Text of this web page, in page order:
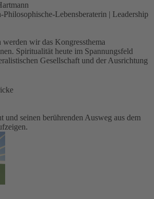
Lebensberaterin | Leadership
wir das Kongressthema
Spiritualität heute im Spannungsfeld
Gesellschaft und der Ausrichtung
und seinen berührenden Ausweg aus dem